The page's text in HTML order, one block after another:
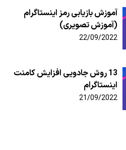
آموزش بازیابی رمز اینستاگرام
(آموزش تصویری)
22/09/2022
13 روش جادویی افزایش کامنت
اینستاگرام
21/09/2022